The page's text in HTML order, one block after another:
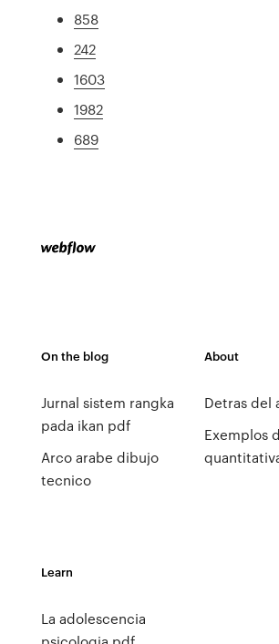
858
242
1603
1982
689
On the blog
Jurnal sistem rangka
pada ikan pdf
Arco arabe dibujo
tecnico
About
Detras del
Exemplos
Learn
La adolescencia